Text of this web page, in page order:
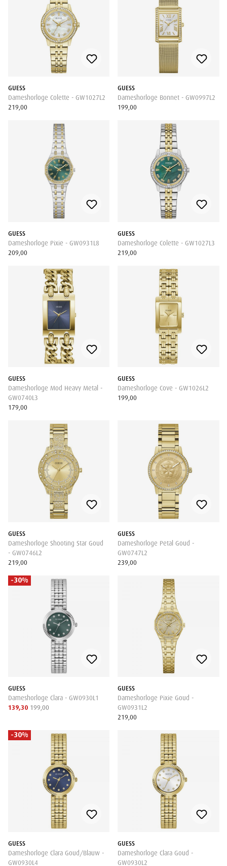
GUESS
Dameshorloge Colette - GW1027L2
219,00
GUESS
Dameshorloge Bonnet - GW0997L2
199,00
GUESS
Dameshorloge Pixie - GW0931L8
209,00
GUESS
Dameshorloge Colette - GW1027L3
219,00
GUESS
Dameshorloge Mod Heavy Metal -
GW0740L3
179,00
GUESS
Dameshorloge Cove - GW1026L2
199,00
GUESS
Dameshorloge Shooting Star Goud
- GW0746L2
219,00
GUESS
Dameshorloge Petal Goud -
GW0747L2
239,00
-30%
GUESS
Dameshorloge Clara - GW0930L1
139,30 199,00
GUESS
Dameshorloge Pixie Goud -
GW0931L2
219,00
-30%
GUESS
Dameshorloge Clara Goud/Blauw -
GW0930L4
GUESS
Dameshorloge Clara Goud -
GW0930L2